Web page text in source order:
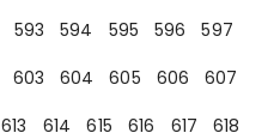
593 594 595 596
597
603 604 605 606
607
613 614 615 616 617
618